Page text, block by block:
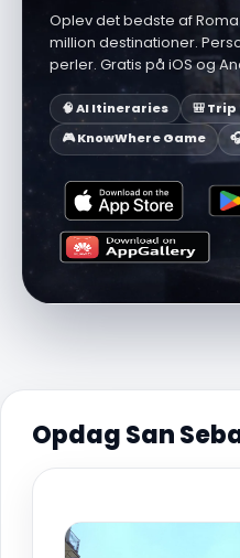
Oplev det bedste af
million destinationer.
perler. Gratis på iOS og
🧠 AI Itineraries
🎒
🎮 KnowWhere Game
Opdag San